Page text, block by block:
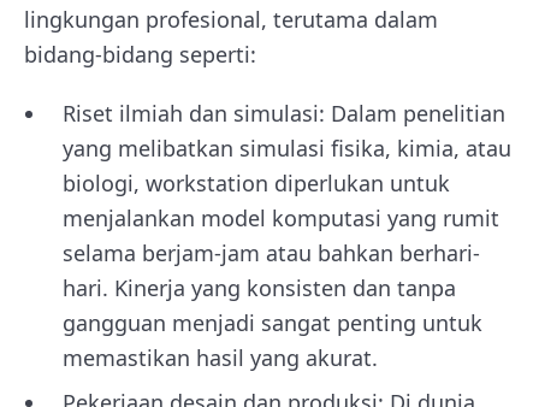
lingkungan profesional, terutama dalam
bidang-bidang seperti:
Riset ilmiah dan simulasi: Dalam penelitian
yang melibatkan simulasi fisika, kimia, atau
biologi, workstation diperlukan untuk
menjalankan model komputasi yang rumit
selama berjam-jam atau bahkan berhari-
hari. Kinerja yang konsisten dan tanpa
gangguan menjadi sangat penting untuk
memastikan hasil yang akurat.